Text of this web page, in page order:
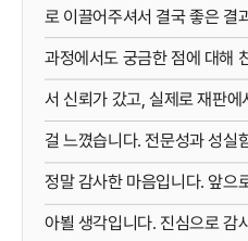
로 이끌어주셔서 결국 좋은 결
과정에서도 궁금한 점에 대해
서 신뢰가 갔고, 실제로 재판
걸 느꼈습니다. 전문성과 성실
정말 감사한 마음입니다. 앞으